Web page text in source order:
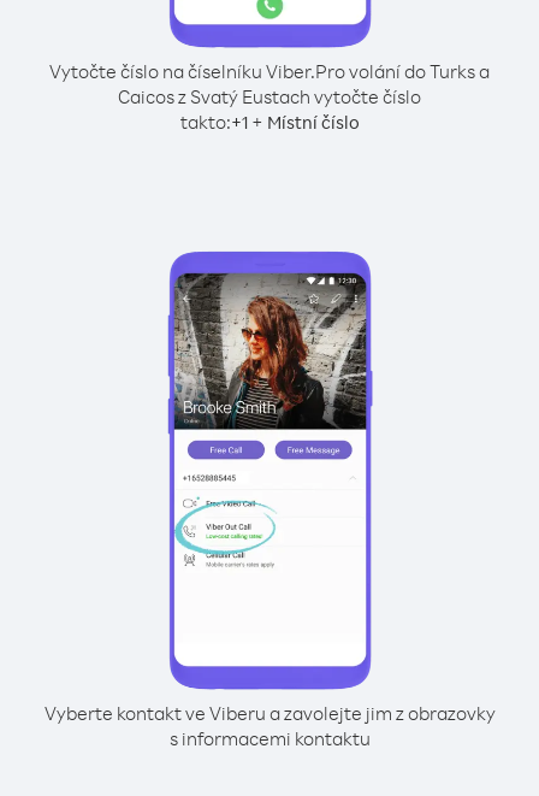
Vytočte číslo na číselníku Viber.Pro volání do Turks a
Caicos z Svatý Eustach vytočte číslo
takto:+1+ Místní číslo
Vyberte kontakt ve Viberu a zavolejte jim z obrazovky
s informacemi kontaktu